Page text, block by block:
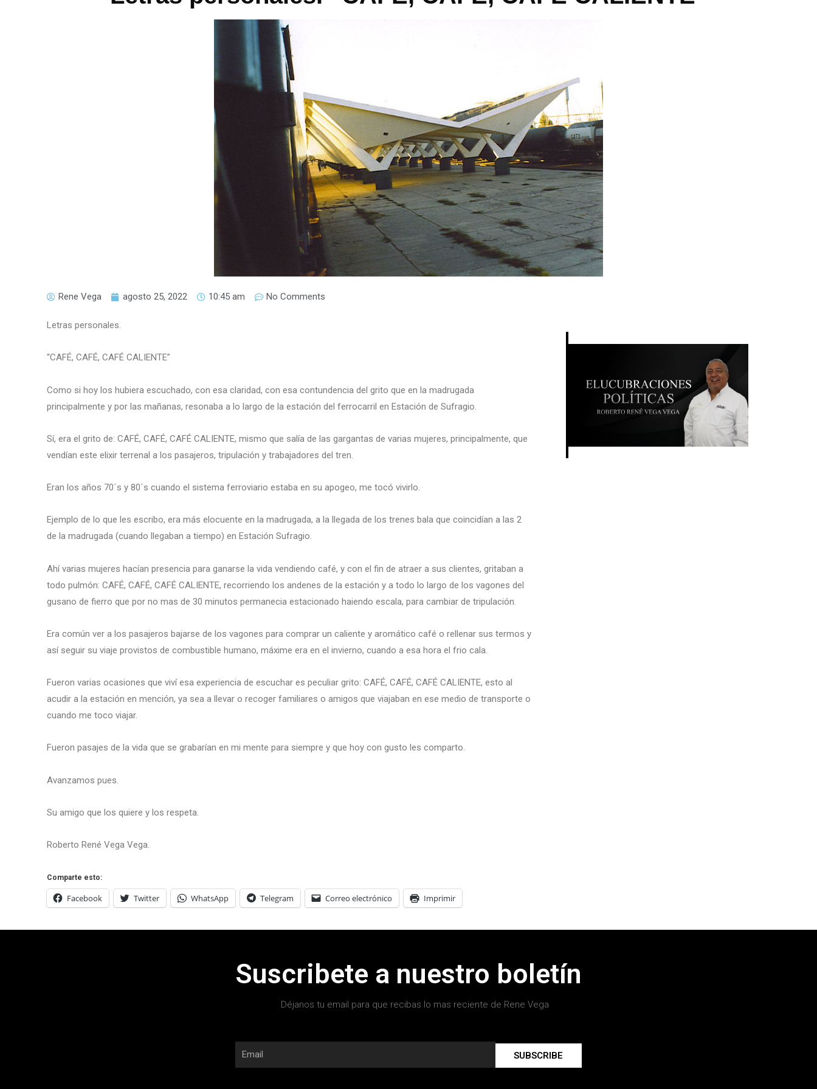
Rene Vega agosto 25, 2022 10:45 am No Comments
Letras personales.
“CAFÉ, CAFÉ, CAFÉ CALIENTE”
Como si hoy los hubiera escuchado, con esa claridad, con esa contundencia del grito que en la madrugada
principalmente y por las mañanas, resonaba a lo largo de la estación del ferrocarril en Estación de Sufragio.
Sí, era el grito de: CAFÉ, CAFÉ, CAFÉ CALIENTE, mismo que salía de las gargantas de varias mujeres, principalmente, que
vendían este elixir terrenal a los pasajeros, tripulación y trabajadores del tren.
Eran los años 70´s y 80´s cuando el sistema ferroviario estaba en su apogeo, me tocó vivirlo.
Ejemplo de lo que les escribo, era más elocuente en la madrugada, a la llegada de los trenes bala que coincidían a las 2
de la madrugada (cuando llegaban a tiempo) en Estación Sufragio.
Ahí varias mujeres hacían presencia para ganarse la vida vendiendo café, y con el fin de atraer a sus clientes, gritaban a
todo pulmón: CAFÉ, CAFÉ, CAFÉ CALIENTE, recorriendo los andenes de la estación y a todo lo largo de los vagones del
gusano de fierro que por no mas de 30 minutos permanecia estacionado haiendo escala, para cambiar de tripulación.
Era común ver a los pasajeros bajarse de los vagones para comprar un caliente y aromático café o rellenar sus termos y
así seguir su viaje provistos de combustible humano, máxime era en el invierno, cuando a esa hora el frio cala.
Fueron varias ocasiones que viví esa experiencia de escuchar es peculiar grito: CAFÉ, CAFÉ, CAFÉ CALIENTE, esto al
acudir a la estación en mención, ya sea a llevar o recoger familiares o amigos que viajaban en ese medio de transporte o
cuando me toco viajar.
Fueron pasajes de la vida que se grabarían en mi mente para siempre y que hoy con gusto les comparto.
Avanzamos pues.
Su amigo que los quiere y los respeta.
Roberto René Vega Vega.
Comparte esto:
Facebook Twitter WhatsApp Telegram Correo electrónico Imprimir
Suscribete a nuestro boletín
Déjanos tu email para que recibas lo mas reciente de Rene Vega
SUBSCRIBE